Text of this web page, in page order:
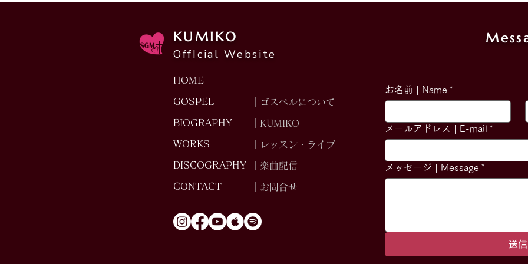
Afternoon Jazz Live
わくわくデュオライブ❣️vol.6
KUMIKO
OffIcial Website
HOME
GOSPEL
BIOGRAPHY
WORKS
DISCOGRAPHY
CONTACT
｜ゴスペルについて
｜KUMIKO
｜レッスン・ライブ
｜楽曲配信
｜お問合せ
お名前 | Name *
メールアドレス | E-mail *
メッセージ | Message *
送信